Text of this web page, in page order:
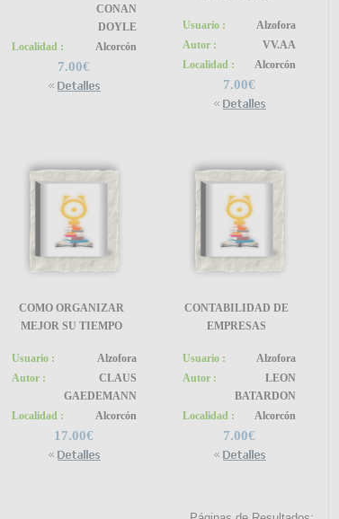
CONAN
DOYLE
Localidad :
Alcorcón
7.00€
Usuario :
Alzofora
Autor :
VV.AA
Localidad :
Alcorcón
7.00€
COMO ORGANIZAR
MEJOR SU TIEMPO
Usuario :
Alzofora
Autor :
CLAUS
GAEDEMANN
Localidad :
Alcorcón
17.00€
CONTABILIDAD DE
EMPRESAS
Usuario :
Alzofora
Autor :
LEON
BATARDON
Localidad :
Alcorcón
7.00€